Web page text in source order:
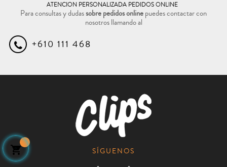
ATENCION PERSONALIZADA PEDIDOS ONLINE
Para consultas y dudassobre pedidos onlinepuedes contactar con
nosotros llamando al
+610 111 468
SÍGUENOS
